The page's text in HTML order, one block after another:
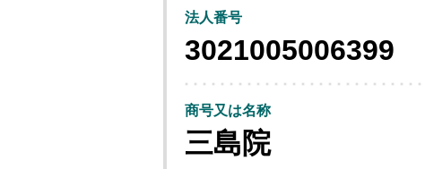
法人番号
3021005006399
商号又は名称
三島院